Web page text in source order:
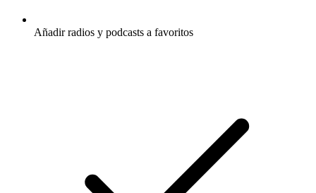
Añadir radios y podcasts a favoritos